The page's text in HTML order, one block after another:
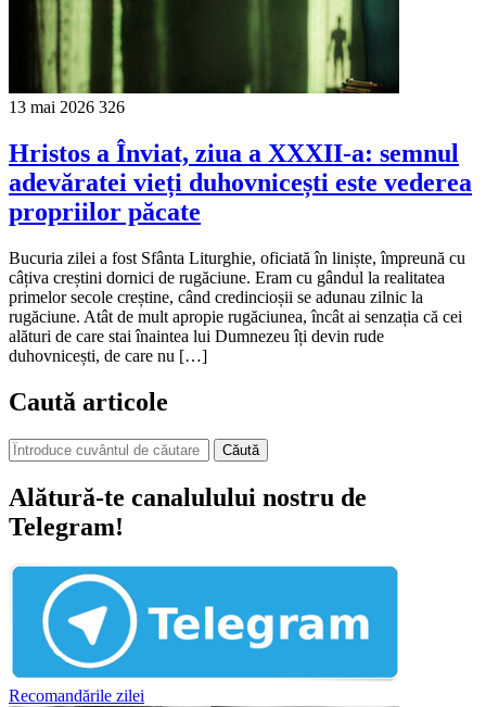
13 mai 2026 326
Hristos a Înviat, ziua a XXXII-a: semnul
adevăratei vieți duhovnicești este vederea
propriilor păcate
Bucuria zilei a fost Sfânta Liturghie, oficiată în liniște, împreună cu
câțiva creștini dornici de rugăciune. Eram cu gândul la realitatea
primelor secole creștine, când credincioșii se adunau zilnic la
rugăciune. Atât de mult apropie rugăciunea, încât ai senzația că cei
alături de care stai înaintea lui Dumnezeu îți devin rude
duhovnicești, de care nu […]
Caută articole
Căută
Alătură-te canalulului nostru de
Telegram!
Recomandările zilei